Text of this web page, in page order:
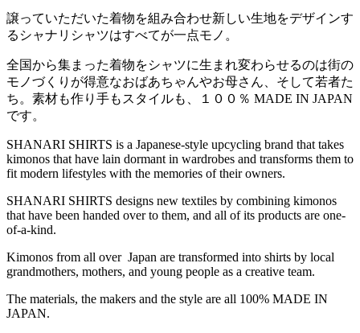
譲っていただいた着物を組み合わせ新しい生地をデザインす
るシャナリシャツはすべてが一点モノ。
全国から集まった着物をシャツに生まれ変わらせるのは街の
モノづくりが得意なおばあちゃんやお母さん、そして若者た
ち。素材も作り手もスタイルも、１００％ MADE IN JAPAN
です。
SHANARI SHIRTS is a Japanese-style upcycling brand that takes
kimonos that have lain dormant in wardrobes and transforms them to
fit modern lifestyles with the memories of their owners.
SHANARI SHIRTS designs new textiles by combining kimonos
that have been handed over to them, and all of its products are one-
of-a-kind.
Kimonos from all over Japan are transformed into shirts by local
grandmothers, mothers, and young people as a creative team.
The materials, the makers and the style are all 100% MADE IN
JAPAN.